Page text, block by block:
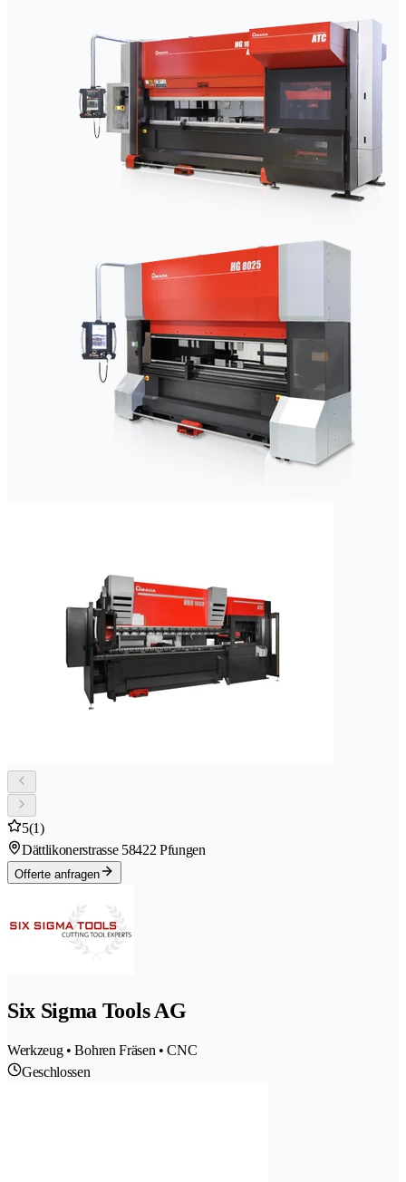
5(1)
Dättlikonerstrasse 58422 Pfungen
Offerte anfragen
Six Sigma Tools AG
Werkzeug • Bohren Fräsen • CNC
Geschlossen